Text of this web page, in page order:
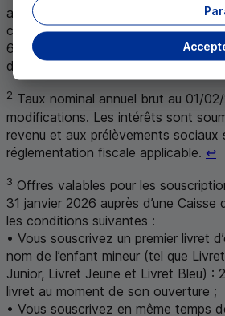
analyser les réactions du citoyen et
consommateur. Le dernier
6 et le 7 Juin 2024, auprès d’un
de 1 003 Français âgés de 18 ans
2 Taux nominal annuel brut au 01/
modifications. Les intérêts sont
revenu et aux prélèvements sociaux
réglementation fiscale applicable. ↩
3 Offres valables pour les
31 janvier 2026 auprès d’une
les conditions suivantes :
• Vous souscrivez un premier livret
nom de l’enfant mineur (tel que
Junior, Livret Jeune et Livret Bleu) :
livret au moment de son ouverture ;
• Vous souscrivez en même temps